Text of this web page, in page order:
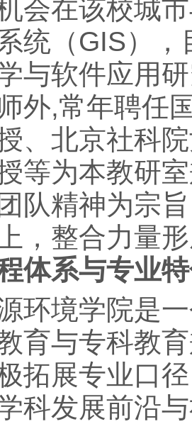
会在该校城
统（GIS）
与软件应用
外,常年聘任
、北京社科
等为本教研
队精神为宗
，整合力量
体系与专业
环境学院是
育与专科教
拓展专业口
科发展前沿